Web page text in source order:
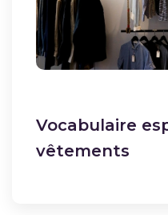
Vocabulaire
vêtements